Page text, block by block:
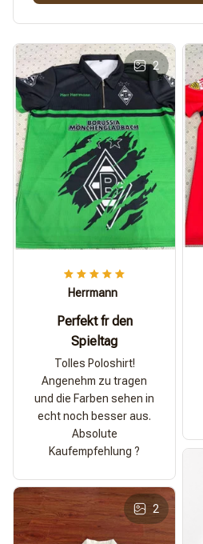
2
Herrmann
Perfekt fr den
Spieltag
Tolles Poloshirt!
Angenehm zu tragen
und die Farben sehen in
echt noch besser aus.
Absolute
Kaufempfehlung ?
2